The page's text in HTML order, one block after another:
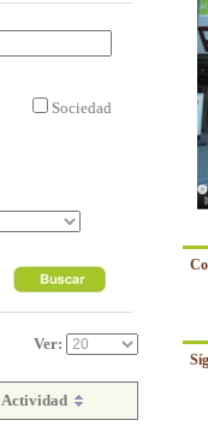
Sociedad
Ver:
Actividad